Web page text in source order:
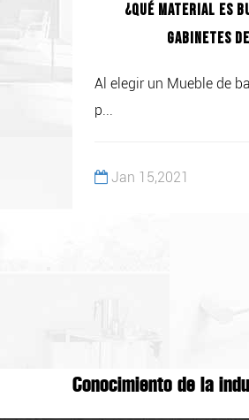
¿Qué material es
gabinetes
Al elegir un Mueble de
p...
Jan 15,2021
Conocimiento de la